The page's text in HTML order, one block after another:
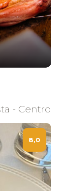
- Centro
8,0